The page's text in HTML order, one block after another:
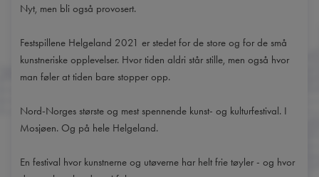
Nyt, men bli også provosert.
Festspillene Helgeland 2021 er stedet for de store og for de små
kunstneriske opplevelser. Hvor tiden aldri står stille, men også hvor
man føler at tiden bare stopper opp.
Nord-Norges største og mest spennende kunst- og kulturfestival. I
Mosjøen. Og på hele Helgeland.
En festival hvor kunstnerne og utøverne har helt frie tøyler - og hvor